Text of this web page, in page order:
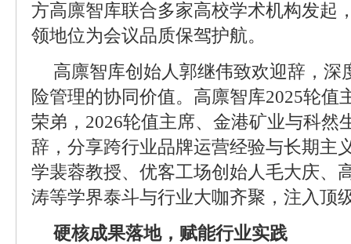
方高廪智库联合多家高校学术机构发起
领地位为会议品质保驾护航。
高廪智库创始人郭继伟致欢迎辞，深
险管理的协同价值。高廪智库2025轮值
荣弟，2026轮值主席、金港矿业与科然
辞，分享跨行业品牌运营经验与长期主
学裴蓉教授、优客工场创始人毛大庆、
涛等学界泰斗与行业大咖齐聚，注入顶
硬核成果落地，赋能行业实践